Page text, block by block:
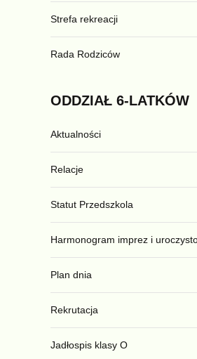
Strefa rekreacji
Rada Rodziców
ODDZIAŁ 6-LATKÓW
Aktualności
Relacje
Statut Przedszkola
Harmonogram imprez i
Plan dnia
Rekrutacja
Jadłospis klasy O